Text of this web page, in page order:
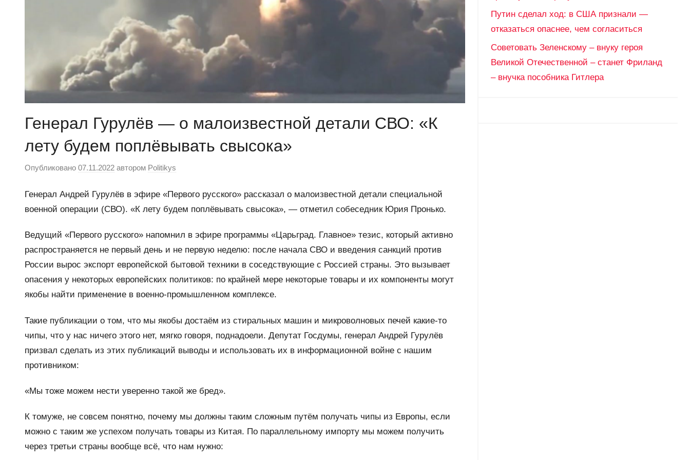
Генерал Гурулёв — о малоизвестной детали СВО: «К
лету будем поплёвывать свысока»
Опубликовано 07.11.2022 автором Politikys
Генерал Андрей Гурулёв в эфире «Первого русского» рассказал о малоизвестной детали специальной
военной операции (СВО). «К лету будем поплёвывать свысока», — отметил собеседник Юрия Пронько.
Ведущий «Первого русского» напомнил в эфире программы «Царьград. Главное» тезис, который активно
распространяется не первый день и не первую неделю: после начала СВО и введения санкций против
России вырос экспорт европейской бытовой техники в соседствующие с Россией страны. Это вызывает
опасения у некоторых европейских политиков: по крайней мере некоторые товары и их компоненты могут
якобы найти применение в военно-промышленном комплексе.
Такие публикации о том, что мы якобы достаём из стиральных машин и микроволновых печей какие-то
чипы, что у нас ничего этого нет, мягко говоря, поднадоели. Депутат Госдумы, генерал Андрей Гурулёв
призвал сделать из этих публикаций выводы и использовать их в информационной войне с нашим
противником:
«Мы тоже можем нести уверенно такой же бред».
К томуже, не совсем понятно, почему мы должны таким сложным путём получать чипы из Европы, если
можно с таким же успехом получать товары из Китая. По параллельному импорту мы можем получить
через третьи страны вообще всё, что нам нужно:
Путин сделал ход: в США признали —
отказаться опаснее, чем согласиться
Советовать Зеленскому – внуку героя
Великой Отечественной – станет Фриланд
– внучка пособника Гитлера